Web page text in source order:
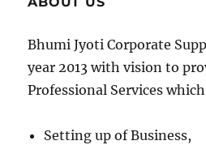
Bhumi Jyoti Corporate
year 2013 with vision to
Professional Services
Setting up of Business,